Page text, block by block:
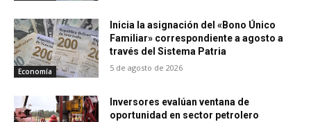
Economía
Inicia la asignación del «Bono Único
Familiar» correspondiente a agosto a
través del Sistema Patria
5 de agosto de 2026
Inversores evalúan ventana de
oportunidad en sector petrolero